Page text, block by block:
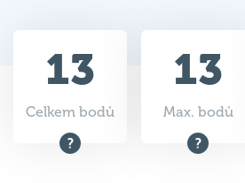
13
Celkem bodů
13
Max. bodů